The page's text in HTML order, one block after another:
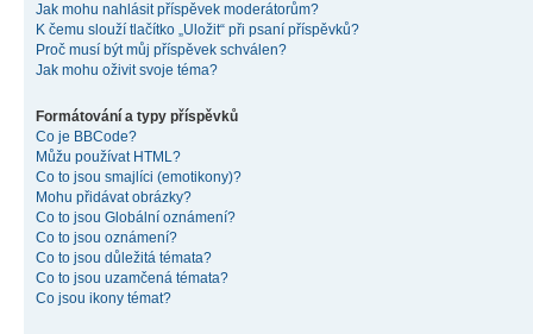
Jak mohu nahlásit příspěvek moderátorům?
K čemu slouží tlačítko „Uložit“ při psaní příspěvků?
Proč musí být můj příspěvek schválen?
Jak mohu oživit svoje téma?
Formátování a typy příspěvků
Co je BBCode?
Můžu používat HTML?
Co to jsou smajlíci (emotikony)?
Mohu přidávat obrázky?
Co to jsou Globální oznámení?
Co to jsou oznámení?
Co to jsou důležitá témata?
Co to jsou uzamčená témata?
Co jsou ikony témat?